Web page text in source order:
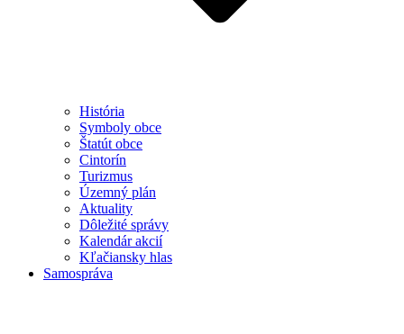
História
Symboly obce
Štatút obce
Cintorín
Turizmus
Územný plán
Aktuality
Dôležité správy
Kalendár akcií
Kľačiansky hlas
Samospráva